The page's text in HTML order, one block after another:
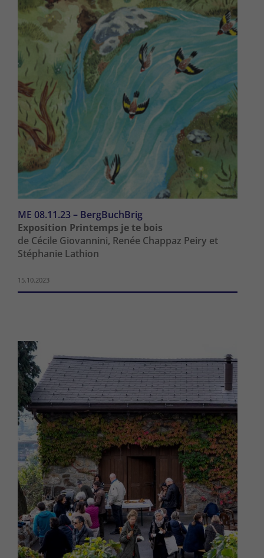
ME 08.11.23 – BergBuchBrig
Exposition Printemps je te bois
de Cécile Giovannini, Renée Chappaz Peiry et
Stéphanie Lathion
15.10.2023